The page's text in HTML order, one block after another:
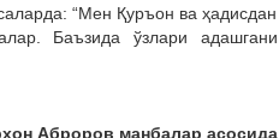
“Мен Қуръон ва ҳадисдан
Баъзида ўзлари адашгани
Аброров манбалар асосида